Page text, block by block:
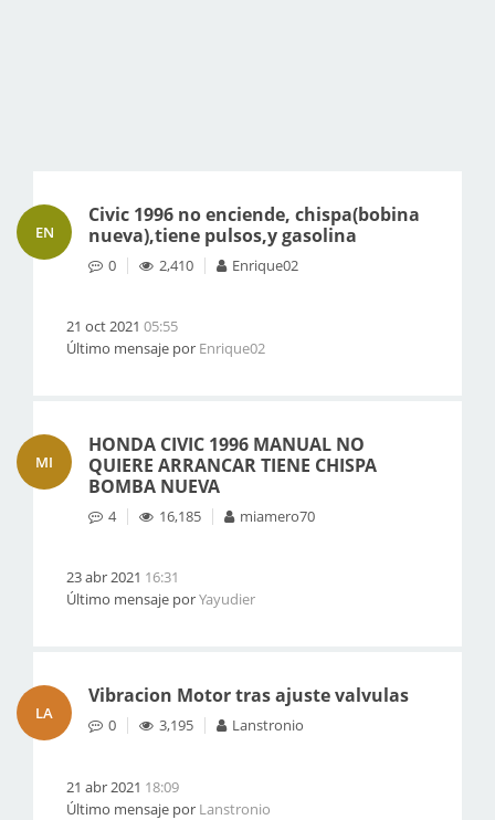
EN
Civic 1996 no enciende, chispa(bobina
nueva),tiene pulsos,y gasolina
0 2,410 Enrique02
21 oct 2021 05:55
Último mensaje por Enrique02
MI
HONDA CIVIC 1996 MANUAL NO
QUIERE ARRANCAR TIENE CHISPA
BOMBA NUEVA
4 16,185 miamero70
23 abr 2021 16:31
Último mensaje porYayudier
LA
Vibracion Motor tras ajuste valvulas
0 3,195 Lanstronio
21 abr 2021 18:09
Último mensaje por Lanstronio